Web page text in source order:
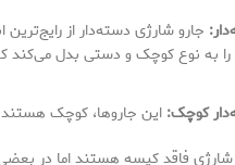
: جارو شارژی دسته‌دار از
را به نوع کوچک و دستی بدل
کوچک: این جاروها، کوچک هستند
شارژی فاقد کیسه هستند اما در